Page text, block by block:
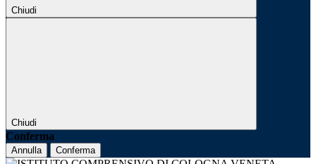
Chiudi
Chiudi
Conferma
Annulla Conferma